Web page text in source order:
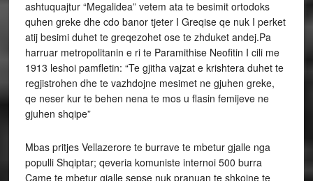
ashtuquajtur “Megalidea” vetem ata te besimit ortodoks
quhen greke dhe cdo banor tjeter I Greqise qe nuk I perket
atij besimi duhet te greqezohet ose te zhduket andej.Pa
harruar metropolitanin e ri te Paramithise Neofitin I cili me
1913 leshoi pamfletin: “Te gjitha vajzat e krishtera duhet te
regjistrohen dhe te vazhdojne mesimet ne gjuhen greke,
qe neser kur te behen nena te mos u flasin femijeve ne
gjuhen shqipe”
Mbas pritjes Vellazerore te burrave te mbetur gjalle nga
populli Shqiptar; qeveria komuniste internoi 500 burra
Came te mbetur gjalle sepse nuk pranuan te shkojne te